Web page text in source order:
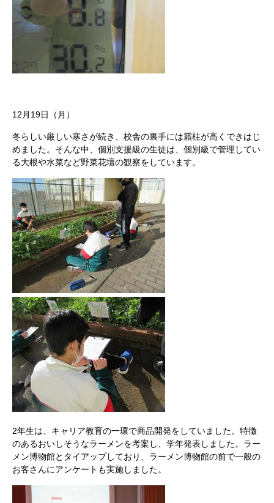
12月19日（月）
冬らしい厳しい寒さが続き、校舎の裏手には霜柱が高くできはじ
めました。そんな中、個別支援級の生徒は、個別級で管理してい
る大根や水菜など野菜花壇の観察をしています。
2年生は、キャリア教育の一環で商品開発をしていました。特徴
のあるおいしそうなラーメンを考案し、学年発表しました。ラー
メン博物館とタイアップしており、ラーメン博物館の前で一般の
お客さんにアンケートも実施しました。